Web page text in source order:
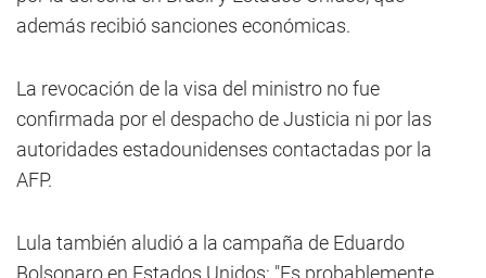
además recibió sanciones económicas.
La revocación de la visa del ministro no fue
confirmada por el despacho de Justicia ni por las
autoridades estadounidenses contactadas por la
AFP.
Lula también aludió a la campaña de Eduardo
Bolsonaro en Estados Unidos: "Es probablemente